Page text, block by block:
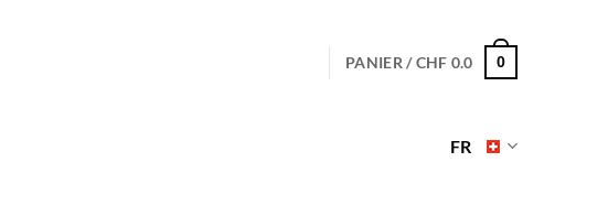
PANIER /CHF 0.0 0
FR